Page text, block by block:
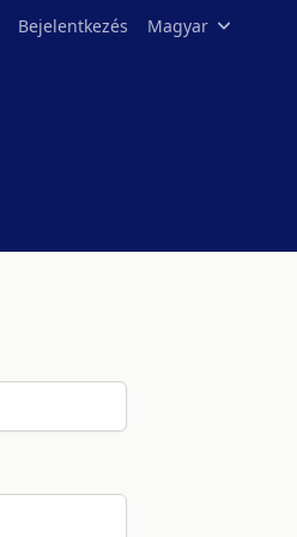
Bejelentkezés Magyar